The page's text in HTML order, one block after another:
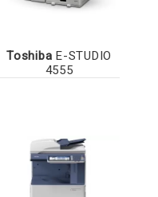
Toshiba E-STUDIO
4555